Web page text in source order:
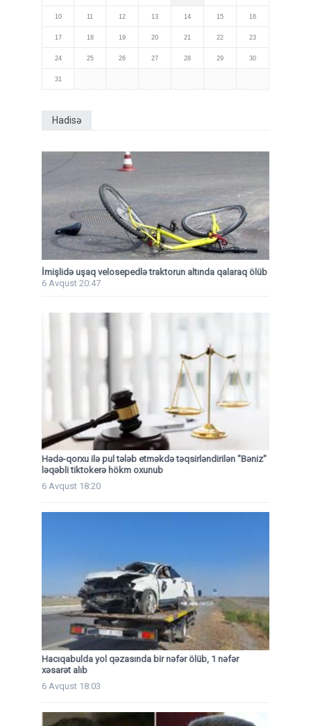
10 11 12 13 14 15 16
17 18 19 20 21 22 23
24 25 26 27 28 29 30
31
Hadisə
İmişlidə uşaq velosepedlə traktorun altında qalaraq ölüb
6 Avqust 20:47
Hədə-qorxu ilə pul tələb etməkdə təqsirləndirilən "Bəniz"
ləqəbli tiktokerə hökm oxunub
6 Avqust 18:20
Hacıqabulda yol qəzasında bir nəfər ölüb, 1 nəfər
xəsarət alıb
6 Avqust 18:03